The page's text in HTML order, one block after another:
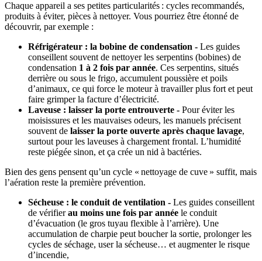
Chaque appareil a ses petites particularités : cycles recommandés,
produits à éviter, pièces à nettoyer. Vous pourriez être étonné de
découvrir, par exemple :
Réfrigérateur : la bobine de condensation - Les guides
conseillent souvent de nettoyer les serpentins (bobines) de
condensation 1 à 2 fois par année. Ces serpentins, situés
derrière ou sous le frigo, accumulent poussière et poils
d’animaux, ce qui force le moteur à travailler plus fort et peut
faire grimper la facture d’électricité.
Laveuse : laisser la porte entrouverte - Pour éviter les
moisissures et les mauvaises odeurs, les manuels précisent
souvent de laisser la porte ouverte après chaque lavage,
surtout pour les laveuses à chargement frontal. L’humidité
reste piégée sinon, et ça crée un nid à bactéries.
Bien des gens pensent qu’un cycle « nettoyage de cuve » suffit, mais
l’aération reste la première prévention.
Sécheuse : le conduit de ventilation - Les guides conseillent
de vérifierau moins une fois par année le conduit
d’évacuation (le gros tuyau flexible à l’arrière). Une
accumulation de charpie peut boucher la sortie, prolonger les
cycles de séchage, user la sécheuse… et augmenter le risque
d’incendie,